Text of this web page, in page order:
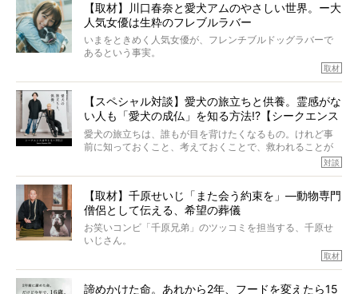
カエピソードが次から次へと飛び出しました。
【取材】川口春奈と愛犬アムのやさしい世界。ー大
人気女優は生粋のフレブルラバー
いまをときめく人気女優が、フレンチブルドッグラバーで
あるという事実。
とりを目の当たりにするほどに、そのフレンチブルドッグ
愛がわたしたちのそれとまったく同じであることに、なん
だかうれしくなってしまったのでした。
春奈さんとアムちゃんのすてきな暮らしを、BUHI編集長の
小西がいつくしみながら、切り取らせていただきます。
取材
【スペシャル対談】愛犬の旅立ちと供養。霊感がな
い人も「愛犬の成仏」を知る方法!?【シークエンス
はやとも×PELI】
愛犬の旅立ちは、誰もが目を背けたくなるもの。けれど事
前に知っておくこと、考えておくことで、救われることが
力をもつお笑い芸人「シークエンスはやとも」さんに、愛
犬の旅立ちや供養についてインタビュー。
インタビュアー兼対談相手は、大の犬好きで心霊分野の知
識にも長けているPELIさん。
「愛犬が旅立ったあと、ベッドやおもちゃはどうすればい
くれる？」
対談
【取材】千原せいじ「また会う約束を」―動物専門
僧侶として伝える、希望の葬儀
お笑いコンビ「千原兄弟」のツッコミを担当する、千原せ
いじさん。
た。
取材
諦めかけた命。あれから2年、フードを変えたら15